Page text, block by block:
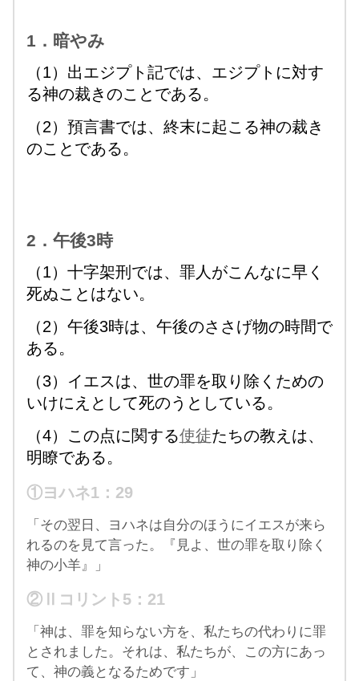
1．暗やみ
（1）出エジプト記では、エジプトに対す
る神の裁きのことである。
（2）預言書では、終末に起こる神の裁き
のことである。
2．午後3時
（1）十字架刑では、罪人がこんなに早く
死ぬことはない。
（2）午後3時は、午後のささげ物の時間で
ある。
（3）イエスは、世の罪を取り除くための
いけにえとして死のうとしている。
（4）この点に関する使徒たちの教えは、
明瞭である。
①ヨハネ1：29
「その翌日、ヨハネは自分のほうにイエスが来ら
れるのを見て言った。『見よ、世の罪を取り除く
神の小羊』」
②Ⅱコリント5：21
「神は、罪を知らない方を、私たちの代わりに罪
とされました。それは、私たちが、この方にあっ
て、神の義となるためです」